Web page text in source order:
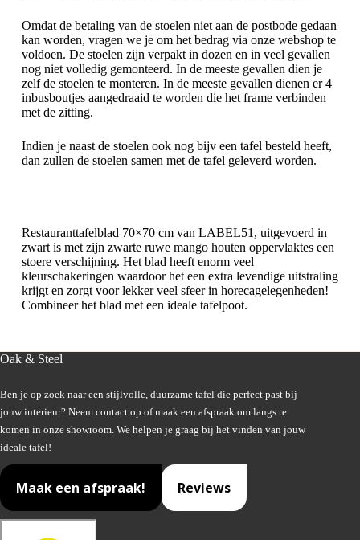
Omdat de betaling van de stoelen niet aan de postbode gedaan
kan worden, vragen we je om het bedrag via onze webshop te
voldoen. De stoelen zijn verpakt in dozen en in veel gevallen
nog niet volledig gemonteerd. In de meeste gevallen dien je
zelf de stoelen te monteren. In de meeste gevallen dienen er 4
inbusboutjes aangedraaid te worden die het frame verbinden
met de zitting.
Indien je naast de stoelen ook nog bijv een tafel besteld heeft,
dan zullen de stoelen samen met de tafel geleverd worden.
Restauranttafelblad 70×70 cm van LABEL51, uitgevoerd in
zwart is met zijn zwarte ruwe mango houten oppervlaktes een
stoere verschijning. Het blad heeft enorm veel
kleurschakeringen waardoor het een extra levendige uitstraling
krijgt en zorgt voor lekker veel sfeer in horecagelegenheden!
Combineer het blad met een ideale tafelpoot.
Oak & Steel
Ben je op zoek naar een stijlvolle, duurzame tafel die perfect past bij
jouw interieur? Neem contact op of maak een afspraak om langs te
komen in onze showroom. We helpen je graag bij het vinden van jouw
ideale tafel!
Maak een afspraak! Reviews